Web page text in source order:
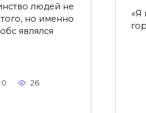
людей не
но именно
являлся
0 26
«Я